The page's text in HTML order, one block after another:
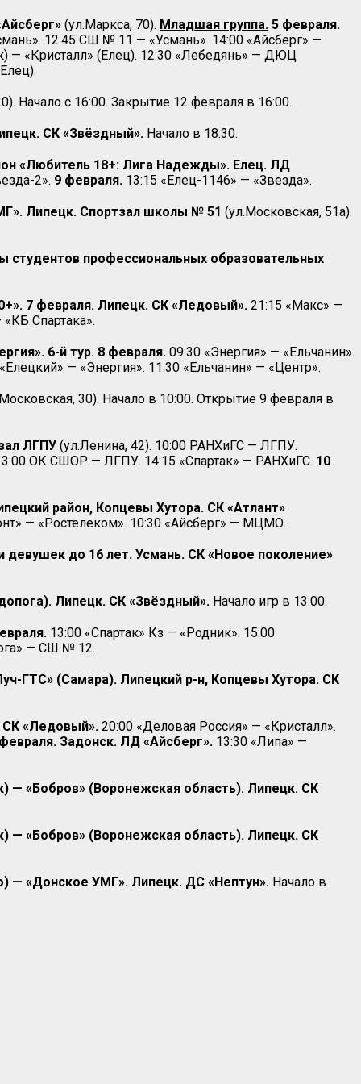
(ул.Маркса, 70). Младшая группа. 5 февраля.
12:45 СШ № 11 — «Усмань». 14:00 «Айсберг» —
«Кристалл» (Елец). 12:30 «Лебедянь» — ДЮЦ
Начало с 16:00. Закрытие 12 февраля в 16:00.
СК «Звёздный». Начало в 18:30.
«Любитель 18+: Лига Надежды». Елец. ЛД
2». 9 февраля. 13:15 «Елец-1146» — «Звезда».
Липецк. Спортзал школы № 51 (ул.Московская, 51а).
профессиональных образовательных
7 февраля. Липецк. СК «Ледовый». 21:15 «Макс» —
Спартака».
6-й тур. 8 февраля. 09:30 «Энергия» — «Ельчанин».
— «Энергия». 11:30 «Ельчанин» — «Центр».
30). Начало в 10:00. Открытие 9 февраля в
ЛГПУ (ул.Ленина, 42). 10:00 РАНХиГС — ЛГПУ.
ОК СШОР — ЛГПУ. 14:15 «Спартак» — РАНХиГС. 10
район, Копцевы Хутора. СК «Атлант»
— «Ростелеком». 10:30 «Айсберг» — МЦМО.
до 16 лет. Усмань. СК «Новое поколение»
Липецк. СК «Звёздный». Начало игр в 13:00.
13:00 «Спартак» Кз — «Родник». 15:00
— СШ № 12.
ГТС» (Самара). Липецкий р-н, Копцевы Хутора. СК
«Ледовый». 20:00 «Деловая Россия» — «Кристалл».
Задонск. ЛД «Айсберг». 13:30 «Липа» —
— «Бобров» (Воронежская область). Липецк. СК
— «Бобров» (Воронежская область). Липецк. СК
— «Донское УМГ». Липецк. ДС «Нептун». Начало в